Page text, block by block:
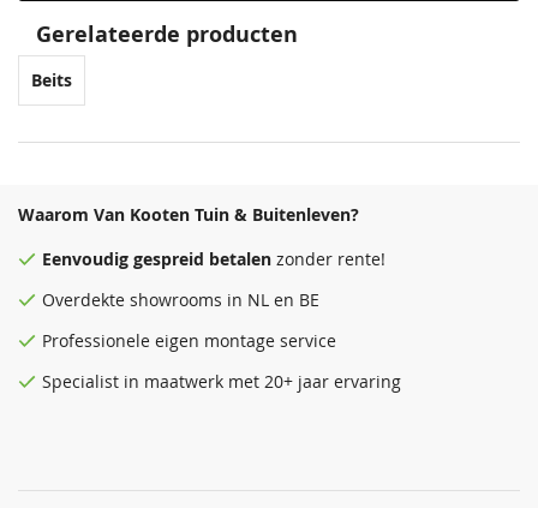
Gerelateerde producten
Beits
Waarom Van Kooten Tuin & Buitenleven?
Eenvoudig gespreid betalen zonder rente!
Overdekte showrooms in NL en BE
Professionele eigen montage service
Specialist in maatwerk met 20+ jaar ervaring